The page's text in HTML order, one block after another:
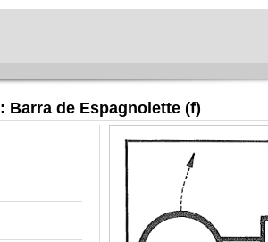
: Barra de Espagnolette (f)